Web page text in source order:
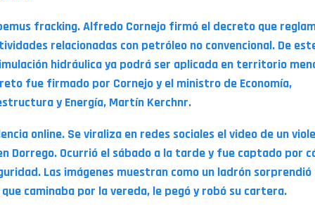
fracking. Alfredo Cornejo firmó el decreto que
relacionadas con petróleo no convencional. De
hidráulica ya podrá ser aplicada en territorio
fue firmado por Cornejo y el ministro de Economía,
y Energía, Martín Kerchnr.
online. Se viraliza en redes sociales el video de un
Dorrego. Ocurrió el sábado a la tarde y fue captado por
Las imágenes muestran como un ladrón sorprendió
caminaba por la vereda, le pegó y robó su cartera.